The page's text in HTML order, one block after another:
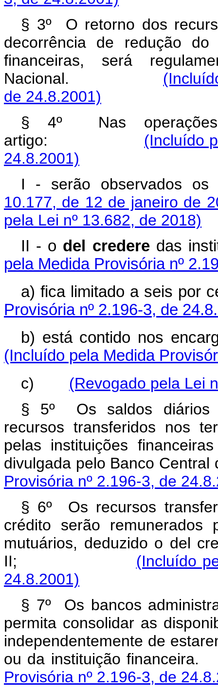
§ 3º O retorno dos
decorrência de redução
financeiras, será
Nacional.
de 24.8.2001)
§ 4º Nas operações
artigo: (Incluído
24.8.2001)
I - serão observados os
10.177, de 12 de janeiro de
pela Lei nº 13.682, de 2018)
II - o del crederedas
pela Medida Provisória nº
a) fica limitado a seis por
Provisória nº 2.196-3, de
b) está contido nos
(Incluído pela Medida
c)
(Revogado pela Lei
§ 5º Os saldos diários
recursos transferidos nos
pelas instituições
divulgada pelo Banco
Provisória nº 2.196-3, de
§ 6º Os recursos
crédito serão remunerados
mutuários, deduzido o del
II; (Incluído
24.8.2001)
§ 7º Os bancos
permita consolidar as
independentemente de
ou da instituição
Provisória nº 2.196-3, de